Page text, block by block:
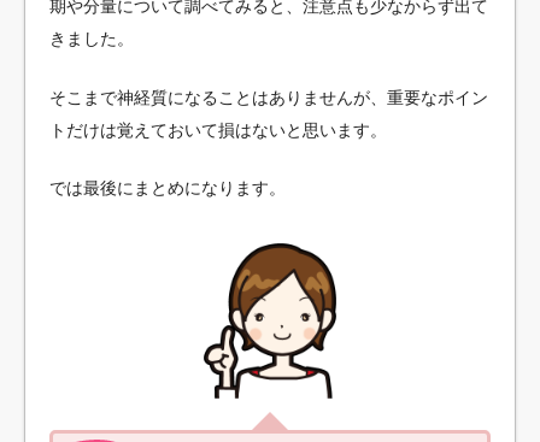
期や分量について調べてみると、注意点も少なからず出て
きました。
そこまで神経質になることはありませんが、重要なポイン
トだけは覚えておいて損はないと思います。
では最後にまとめになります。